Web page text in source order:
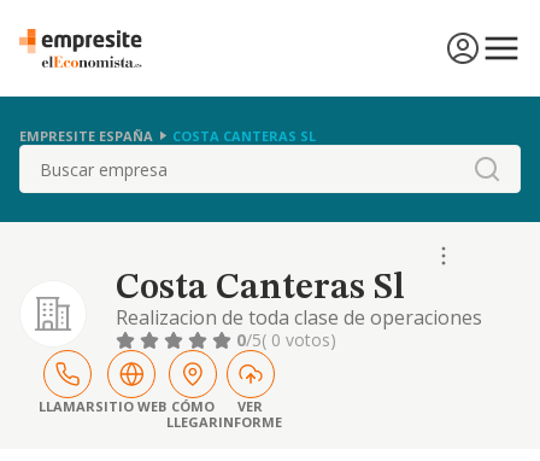
EMPRESITE ESPAÑA COSTA CANTERAS SL
Buscar
Costa Canteras Sl
Realizacion de toda clase de operaciones
inmobiliarias, tanto por cuenta propia como
en nombre de terceros, asi como el
arrendamiento de bienes inmuebles.
0/5( 0 votos)
LLAMARSITIO WEB CÓMO
LLEGAR
VER
INFORME